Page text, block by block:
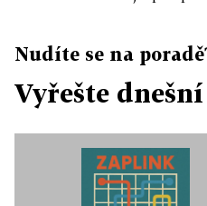
Nudíte se na
Vyřešte